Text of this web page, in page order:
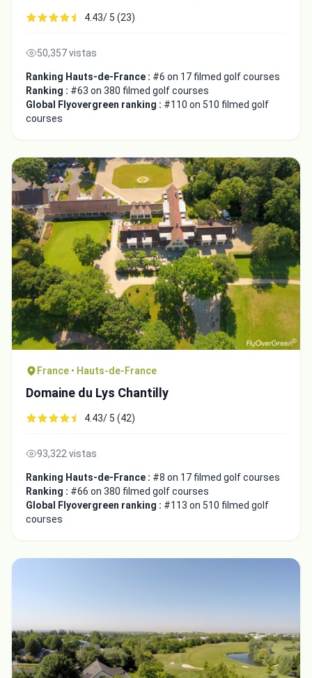
4.43/ 5 (23)
50,357 vistas
Ranking Hauts-de-France : #6 on 17 filmed golf courses
Ranking : #63 on 380 filmed golf courses
Global Flyovergreen ranking : #110 on 510 filmed golf
courses
France • Hauts-de-France
Domaine du Lys Chantilly
4.43/ 5 (42)
93,322 vistas
Ranking Hauts-de-France : #8 on 17 filmed golf courses
Ranking : #66 on 380 filmed golf courses
Global Flyovergreen ranking : #113 on 510 filmed golf
courses
Copy to Clipboard